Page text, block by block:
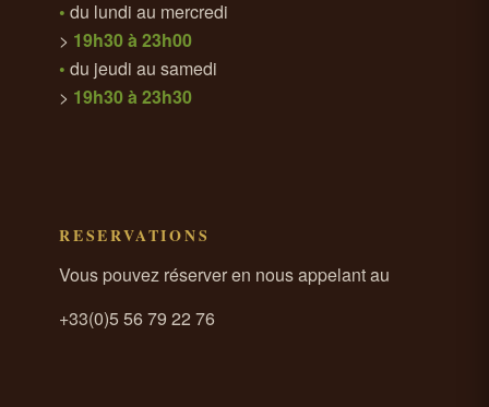
• du lundi au mercredi
> 19h30 à 23h00
• du jeudi au samedi
> 19h30 à 23h30
RESERVATIONS
Vous pouvez réserver en nous appelant au
+33(0)5 56 79 22 76